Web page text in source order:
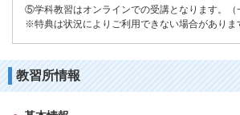
⑤学科教習はオンラインでの受講となります。（
※特典は状況によりご利用できない場合がありま
教習所情報